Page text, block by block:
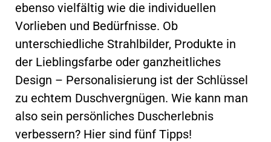
ebenso vielfältig wie die individuellen
Vorlieben und Bedürfnisse. Ob
unterschiedliche Strahlbilder, Produkte in
der Lieblingsfarbe oder ganzheitliches
Design – Personalisierung ist der Schlüssel
zu echtem Duschvergnügen. Wie kann man
also sein persönliches Duscherlebnis
verbessern? Hier sind fünf Tipps!